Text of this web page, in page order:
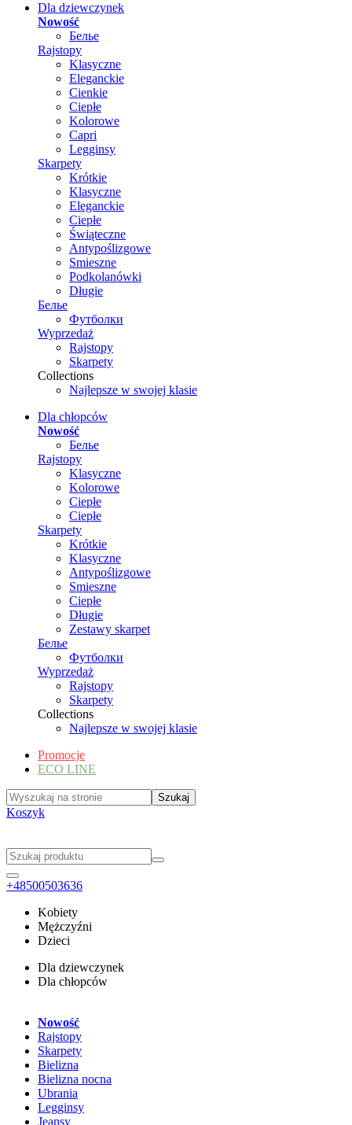
Dla dziewczynek
Nowość
Белье
Rajstopy
Klasyczne
Eleganckie
Cienkie
Ciepłe
Kolorowe
Capri
Legginsy
Skarpety
Krótkie
Klasyczne
Eleganckie
Ciepłe
Świąteczne
Antypoślizgowe
Smieszne
Podkolanówki
Długie
Белье
Футболки
Wyprzedaż
Rajstopy
Skarpety
Collections
Najlepsze w swojej klasie
Dla chłopców
Nowość
Белье
Rajstopy
Klasyczne
Kolorowe
Ciepłe
Ciepłe
Skarpety
Krótkie
Klasyczne
Antypoślizgowe
Smieszne
Ciepłe
Długie
Zestawy skarpet
Белье
Футболки
Wyprzedaż
Rajstopy
Skarpety
Collections
Najlepsze w swojej klasie
Promocje
ECO LINE
Koszyk
+48500503636
Kobiety
Mężczyźni
Dzieci
Dla dziewczynek
Dla chłopców
Nowość
Rajstopy
Skarpety
Bielizna
Bielizna nocna
Ubrania
Legginsy
Jeansy